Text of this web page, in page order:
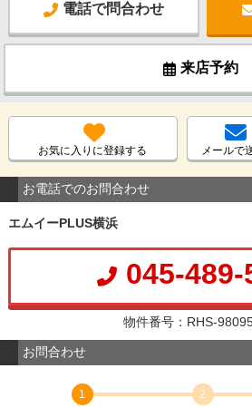
電話で問合わせ
来店予約
お気に入りに登録する メールで
お電話でのお問合わせ
エムイーPLUS横浜
045-489-
物件番号：RHS-
お問合わせ
1
2